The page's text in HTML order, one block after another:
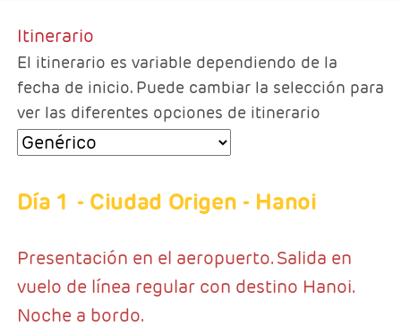
Itinerario
El itinerario es variable dependiendo de la
fecha de inicio. Puede cambiar la selección para
ver las diferentes opciones de itinerario
Día 1 - Ciudad Origen - Hanoi
Presentación en el aeropuerto. Salida en
vuelo de línea regular con destino Hanoi.
Noche a bordo.